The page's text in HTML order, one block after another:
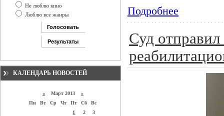
Не люблю кино
Люблю все жанры
КАЛЕНДАРЬ НОВОСТЕЙ
« Март 2013 »
Пн
Вт Ср Чт Пт Сб
Вс
1
2
3
Подробнее
Суд